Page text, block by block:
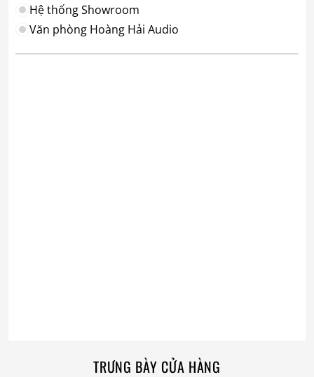
Hệ thống Showroom
Văn phòng Hoàng Hải Audio
TRƯNG BÀY CỬA HÀNG